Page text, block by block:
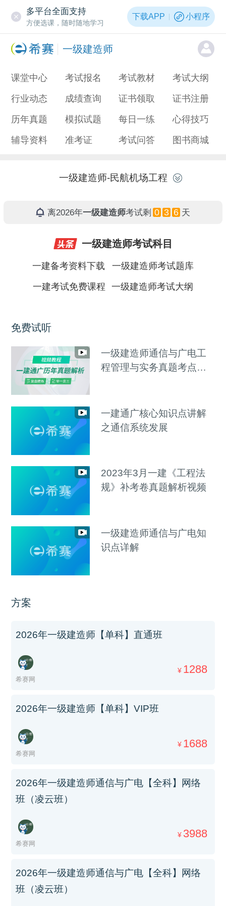
多平台全面支持
方便选课，随时随地学习
下载APP 小程序
一级建造师
课堂中心 考试报名 考试教材 考试大纲
行业动态 成绩查询 证书领取 证书注册
历年真题 模拟试题 每日一练 心得技巧
辅导资料 准考证 考试问答 图书商城
一级建造师-民航机场工程
离2026年一级建造师考试剩 0 3 6 天
一级建造师考试科目
一建备考资料下载 一级建造师考试题库
一建考试免费课程 一级建造师考试大纲
免费试听
一级建造师通信与广电工
程管理与实务真题考点班
一建通广核心知识点讲解
之通信系统发展
2023年3月一建《工程法
规》补考卷真题解析视频
一级建造师通信与广电知
识点详解
方案
2026年一级建造师【单科】直通班
希赛网
¥ 1288
2026年一级建造师【单科】VIP班
希赛网
¥ 1688
2026年一级建造师通信与广电【全科】网络
班（凌云班）
希赛网
¥ 3988
2026年一级建造师通信与广电【全科】网络
班（凌云班）